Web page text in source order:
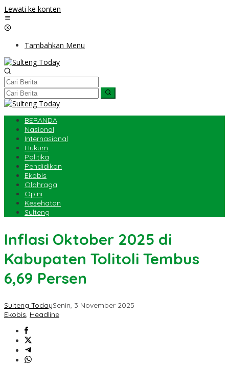
Lewati ke konten
Tambahkan Menu
BERANDA
Nasional
Internasional
Hukum
Politika
Pendidikan
Ekobis
Olahraga
Opini
Kesehatan
Sulteng
Inflasi Oktober 2025 di
Kabupaten Tolitoli Tembus
6,69 Persen
Sulteng TodaySenin, 3 November 2025
Ekobis, Headline